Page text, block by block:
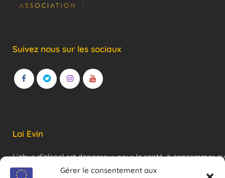
Gérer le consentement aux
Suivez nous sur les sociaux
Loi Evin
L’abus d’alcool est dangereux pour la santé, à consommer
modération !